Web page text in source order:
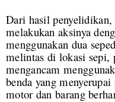
Dari hasil
melakukan aksinya
menggunakan dua
melintas di lokasi sepi,
mengancam
benda yang
motor dan barang